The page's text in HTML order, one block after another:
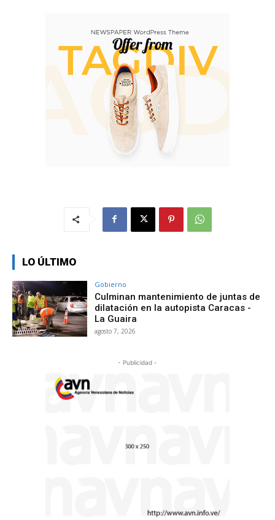
LO ÚLTIMO
Gobierno
Culminan mantenimiento de juntas de
dilatación en la autopista Caracas -
La Guaira
agosto 7, 2026
- Publicidad -